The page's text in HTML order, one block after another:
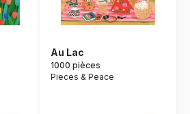
Au Lac
1000 pièces
Pieces & Peace